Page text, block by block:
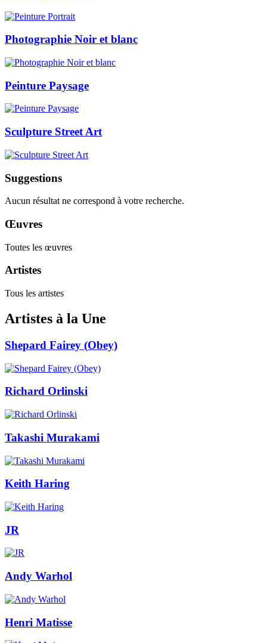
Photographie Noir et blanc
Peinture Paysage
Sculpture Street Art
Suggestions
Aucun résultat ne correspond à votre recherche.
Œuvres
Toutes les œuvres
Artistes
Tous les artistes
Artistes à la Une
Shepard Fairey (Obey)
Richard Orlinski
Takashi Murakami
Keith Haring
JR
Andy Warhol
Henri Matisse